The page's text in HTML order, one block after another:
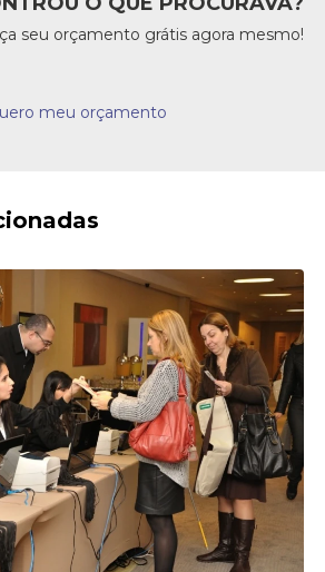
seu orçamento grátis agora mesmo!
meu orçamento